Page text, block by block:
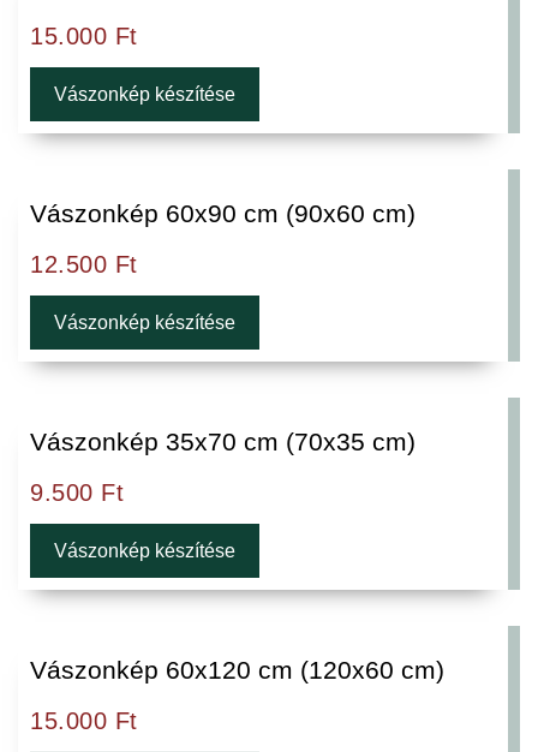
15.000 Ft
Vászonkép készítése
Vászonkép 60x90 cm (90x60 cm)
12.500 Ft
Vászonkép készítése
Vászonkép 35x70 cm (70x35 cm)
9.500 Ft
Vászonkép készítése
Vászonkép 60x120 cm (120x60 cm)
15.000 Ft